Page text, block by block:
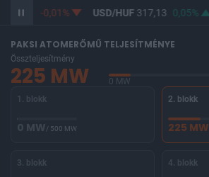
365,37 -0,01% USD/HUF317,13 0,05%
PAKSI ATOMERŐMŰ TELJESÍTMÉNYE
Összteljesítmény
225 MW 0 MW
1. blokk
0 MW/ 500 MW
2. blokk
225 MW
3. blokk 4. blokk